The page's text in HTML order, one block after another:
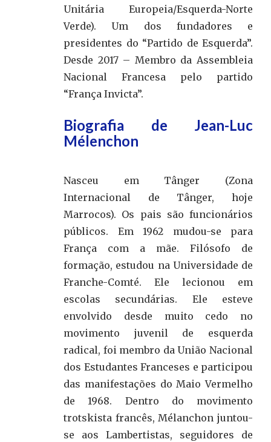
Unitária Europeia/Esquerda-Norte
Verde). Um dos fundadores e
presidentes do “Partido de Esquerda”.
Desde 2017 – Membro da Assembleia
Nacional Francesa pelo partido
“França Invicta”.
Biografia de Jean-Luc
Mélenchon
Nasceu em Tânger (Zona
Internacional de Tânger, hoje
Marrocos). Os pais são funcionários
públicos. Em 1962 mudou-se para
França com a mãe. Filósofo de
formação, estudou na Universidade de
Franche-Comté. Ele lecionou em
escolas secundárias. Ele esteve
envolvido desde muito cedo no
movimento juvenil de esquerda
radical, foi membro da União Nacional
dos Estudantes Franceses e participou
das manifestações do Maio Vermelho
de 1968. Dentro do movimento
trotskista francês, Mélanchon juntou-
se aos Lambertistas, seguidores de